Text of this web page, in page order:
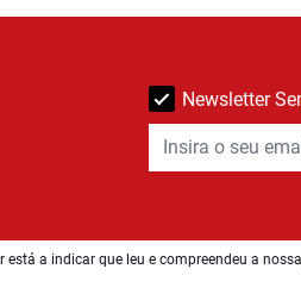
Newsletter
está a indicar que leu e compreendeu a nossa